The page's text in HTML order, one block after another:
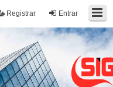
Entrar
Registrar